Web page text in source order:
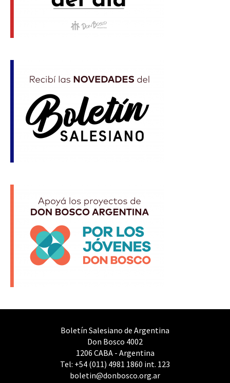
Boletín Salesiano de Argentina
Don Bosco 4002
1206 CABA - Argentina
Tel: +54 (011) 4981 1860 int. 123
boletin@donbosco.org.ar